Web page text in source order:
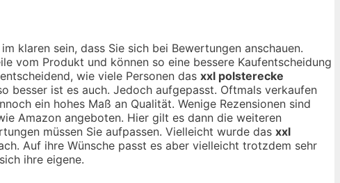
klaren sein, dass Sie sich bei Bewertungen anschauen.
vom Produkt und können so eine bessere Kaufentscheidung
wie viele Personen das xxl polsterecke
besser ist es auch. Jedoch aufgepasst. Oftmals verkaufen
ein hohes Maß an Qualität. Wenige Rezensionen sind
Amazon angeboten. Hier gilt es dann die weiteren
müssen Sie aufpassen. Vielleicht wurde das xxl
Auf ihre Wünsche passt es aber vielleicht trotzdem sehr
ihre eigene.